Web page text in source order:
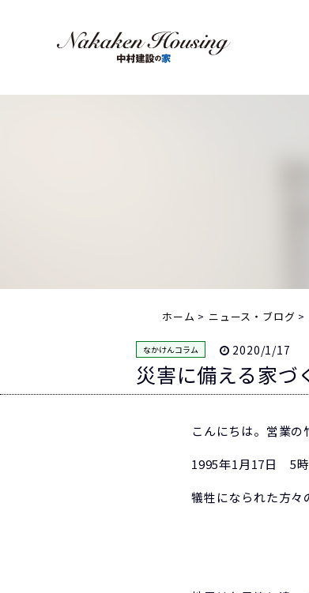
ホーム ニュース・ブログ
なかけんコラム 2020/1/17
災害に備える家づ
こんにちは。営業の
1995年1月17日 5
犠牲になられた方々